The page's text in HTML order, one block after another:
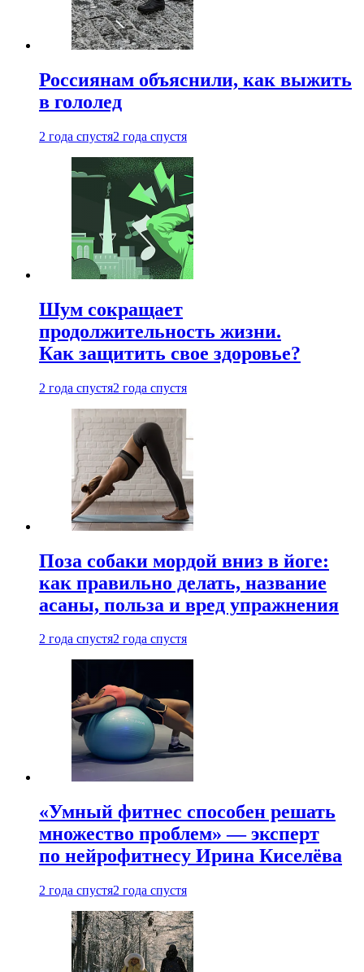
Россиянам объяснили, как выжить
в гололед
2 года спустя2 года спустя
Шум сокращает
продолжительность жизни.
Как защитить свое здоровье?
2 года спустя2 года спустя
Поза собаки мордой вниз в йоге:
как правильно делать, название
асаны, польза и вред упражнения
2 года спустя2 года спустя
«Умный фитнес способен решать
множество проблем» — эксперт
по нейрофитнесу Ирина Киселёва
2 года спустя2 года спустя